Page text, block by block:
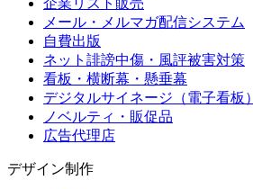
企業リスト販売
メール・メルマガ配信システム
自費出版
ネット誹謗中傷・風評被害対策
看板・横断幕・懸垂幕
デジタルサイネージ（電子看板）
ノベルティ・販促品
広告代理店
デザイン制作